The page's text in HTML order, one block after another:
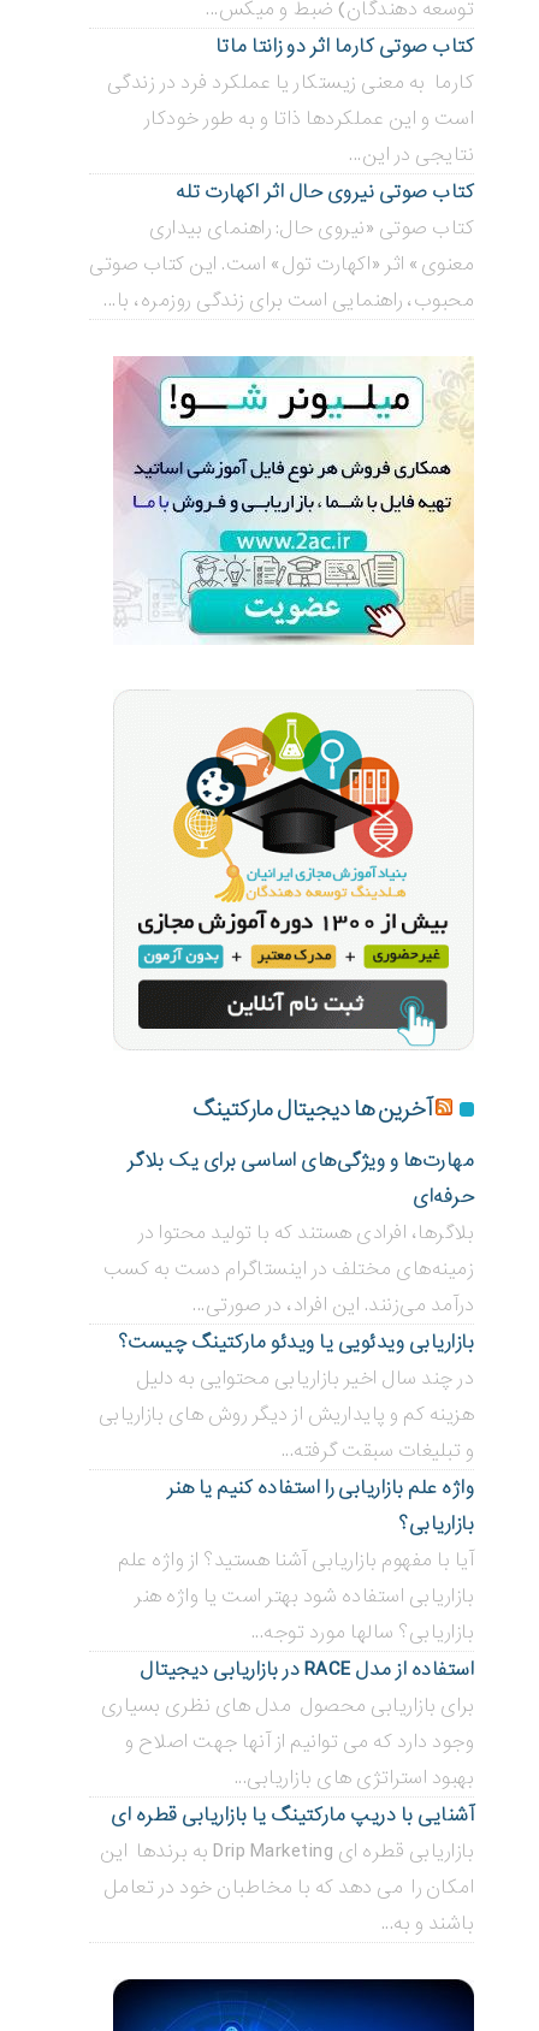
توسعه دهندگان) ضبط و میکس...
کتاب صوتی کارما اثر دو زانتا ماتا
کارما به معنی زیستکار یا عملکرد فرد در زندگی
است و این عملکردها ذاتا و به طور خودکار
نتایجی در این...
کتاب صوتی نیروی حال اثر اکهارت تله
کتاب صوتی «نیروی حال: راهنمای بیداری
معنوی» اثر «اکهارت تول» است. این کتاب صوتی
محبوب، راهنمایی است برای زندگی روزمره، با...
آخرین ها دیجیتال مارکتینگ
مهارت‌ها و ویژگی‌های اساسی برای یک بلاگر
حرفه‌ای
بلاگر‌ها، افرادی هستند که با تولید محتوا در
زمینه‌های مختلف در اینستاگرام دست به کسب
درآمد می‌زنند. این افراد، در صورتی...
بازاریابی ویدئویی ‌یا ویدئو مارکتینگ چیست؟
در چند سال اخیر بازاریابی محتوایی به دلیل
هزینه کم و پایداریش از دیگر روش های بازاریابی
و تبلیغات سبقت گرفته...
واژه علم بازاریابی را استفاده کنیم یا هنر
بازاریابی؟
آیا با مفهوم بازاریابی آشنا هستید؟ از واژه علم
بازاریابی استفاده شود بهتر است یا واژه هنر
بازاریابی؟ سالها مورد توجه...
استفاده از مدل RACE در بازاریابی دیجیتال
برای بازاریابی محصول مدل های نظری بسیاری
وجود دارد که می توانیم از آنها جهت اصلاح و
بهبود استراتژی های بازاریابی...
آشنایی با دریپ مارکتینگ یا بازاریابی قطره ای
بازاریابی قطره ای Drip Marketing به برندها این
امکان را می دهد که با مخاطبان خود در تعامل
باشند و به...